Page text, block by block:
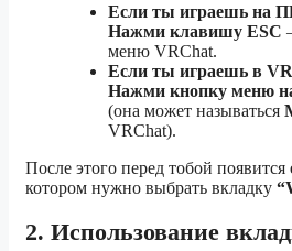
Если ты играешь на
Нажми клавишу ESC
меню VRChat.
Если ты играешь в
Нажми кнопку меню
(она может называться
VRChat).
После этого перед тобой появится
котором нужно выбрать вкладку
2. Использование